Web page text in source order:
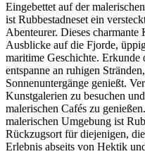
Eingebettet auf der
ist Rubbestadneset ein
Abenteurer. Dieses charmante
Ausblicke auf die Fjorde,
maritime Geschichte. Erkunde
entspanne an ruhigen
Sonnenuntergänge genießt.
Kunstgalerien zu besuchen
malerischen Cafés zu
malerischen Umgebung ist
Rückzugsort für diejenigen,
Erlebnis abseits von Hektik